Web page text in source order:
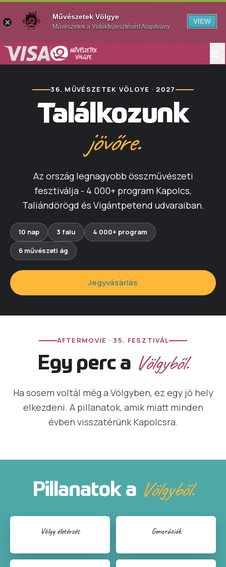
36. MŰVÉSZETEK VÖLGYE · 2027
Találkozunk
jövőre.
Az ország legnagyobb összművészeti
fesztiválja - 4 000+ program Kapolcs,
Taliándörögd és Vigántpetend udvaraiban.
10 nap 3 falu 4 000+ program
6 művészeti ág
Jegyvásárlás
AFTERMOVIE · 35. FESZTIVÁL
Egy perc a Völgyből.
Ha sosem voltál még a Völgyben, ez egy jó hely
elkezdeni. A pillanatok, amik miatt minden
évben visszatérünk Kapolcsra.
Pillanatok a Völgyből.
Völgy életérzés Generációk
Művészetek Völgye
Művészetek a Vidékfejlesztésért Alapítvány
VIEW